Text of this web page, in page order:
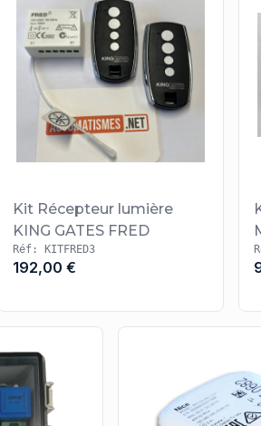
Kit Récepteur lumière
KING GATES FRED
Réf: KITFRED3
192,00 €